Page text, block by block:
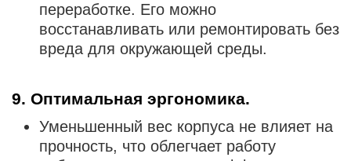
переработке. Его можно
восстанавливать или ремонтировать без
вреда для окружающей среды.
9. Оптимальная эргономика.
Уменьшенный вес корпуса не влияет на
прочность, что облегчает работу